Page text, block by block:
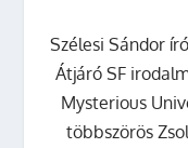
Szélesi Sándor
Átjáró SF
Mysterious
többszörös